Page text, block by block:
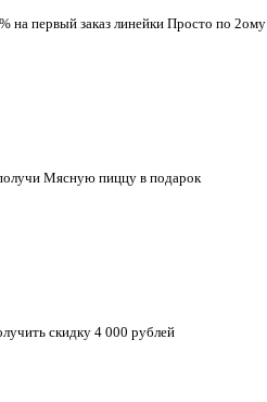
на первый заказ линейки Просто по 2ому
Мясную пиццу в подарок
скидку 4 000 рублей